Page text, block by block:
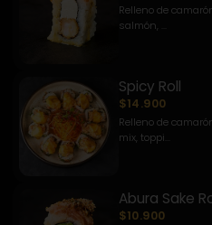
Relleno de
salmón, ...
Spicy Roll
$14.900
Relleno de
mix, toppi...
Abura Sake
$10.900